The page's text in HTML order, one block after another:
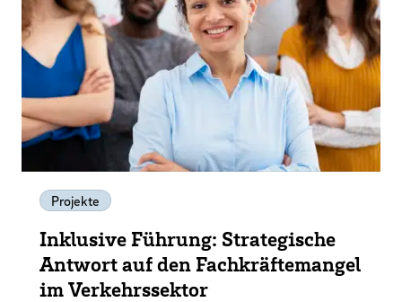
Projekte
Inklusive Führung: Strategische
Antwort auf den Fachkräftemangel
im Verkehrssektor